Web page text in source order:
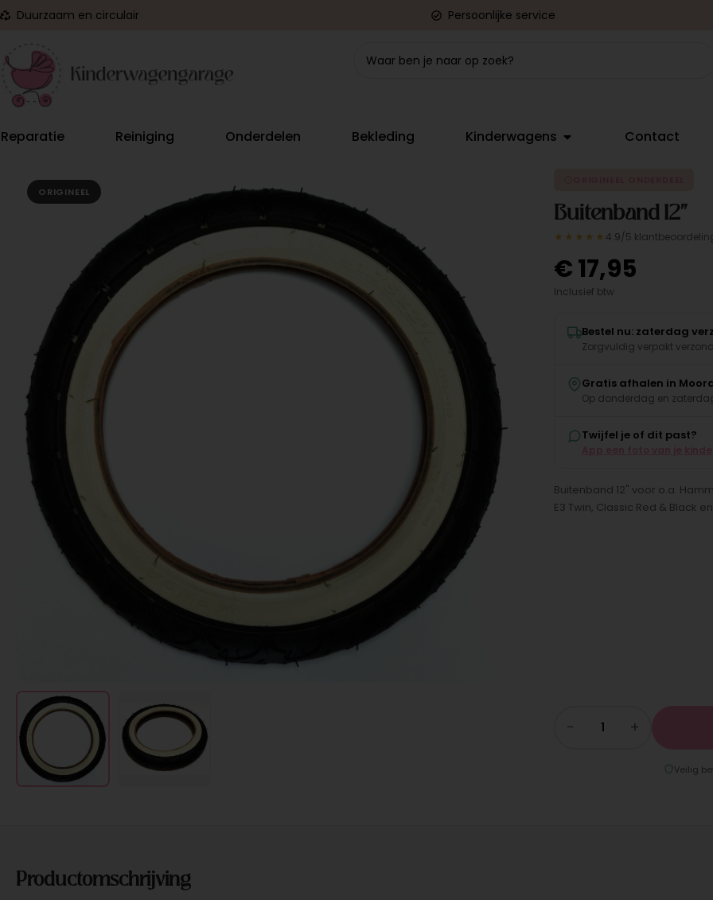
Duurzaam en circulair Persoonlijke service
Reparatie Reiniging Onderdelen Bekleding Kinderwagens Contact
ORIGINEEL
Buitenband 12"
★★★★★ 4.9/5
€17,95
Inclusief btw
Bestel nu: zaterdag
Zorgvuldig verpakt
Gratis afhalen in
Op donderdag en
Twijfel je of dit past?
Buitenband 12" voor o.a.
E3 Twin, Classic Red & Black
− +
Veilig
Productomschrijving